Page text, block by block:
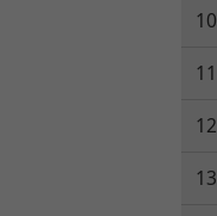
10
11
12
13